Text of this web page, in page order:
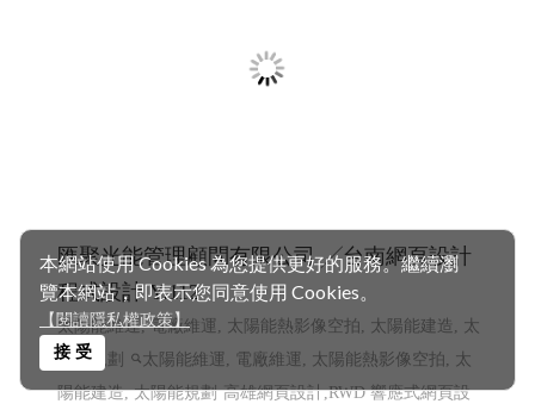
本網站使用 Cookies 為您提供更好的服務。繼續瀏
覽本網站，即表示您同意使用 Cookies。
【閱讀隱私權政策】
接 受
赫爾德線上德語暨德國文化教室 ,赫爾德文教
事業- 高雄網頁設計Y114